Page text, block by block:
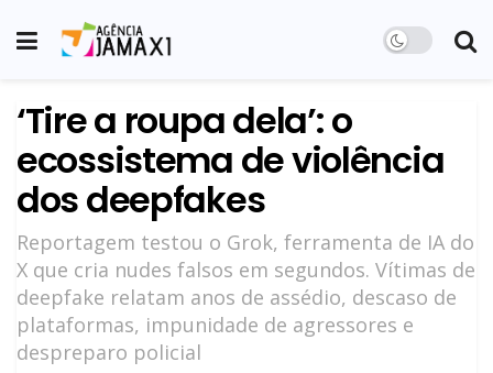
‘Tire a roupa dela’: o
ecossistema de violência
dos deepfakes
Reportagem testou o Grok, ferramenta de IA do
X que cria nudes falsos em segundos. Vítimas de
deepfake relatam anos de assédio, descaso de
plataformas, impunidade de agressores e
despreparo policial